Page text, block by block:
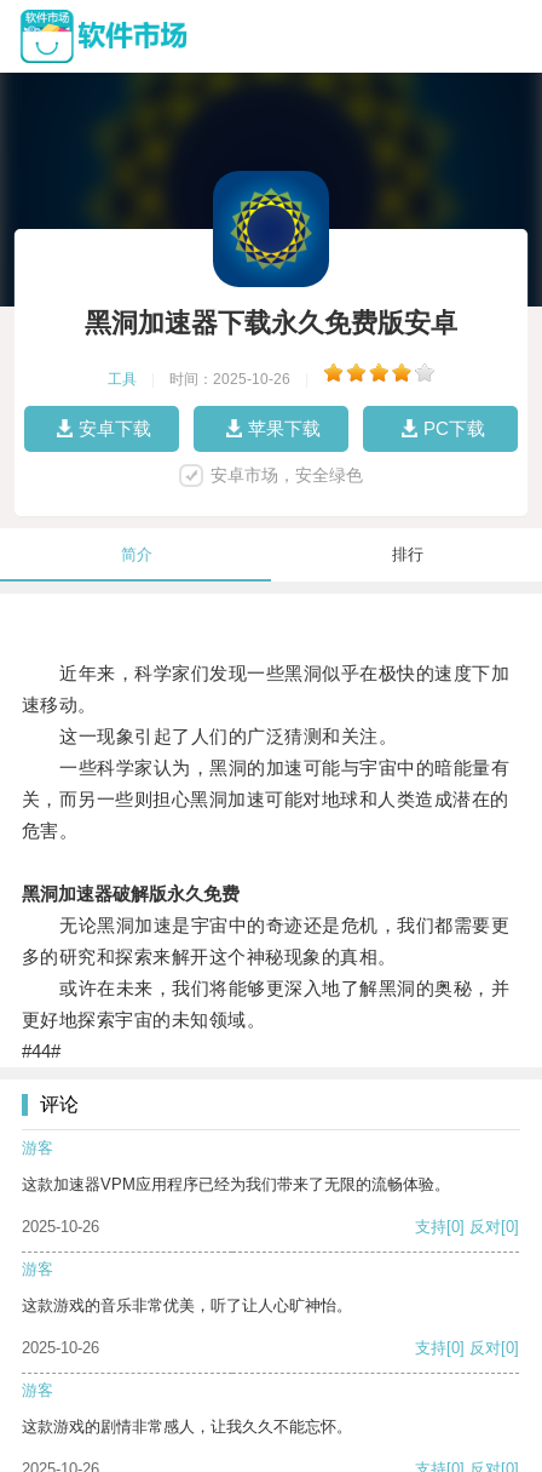
黑洞加速器下载永久免费版安卓
工具 时间：2025-10-26
安卓下载 苹果下载 PC下载
安卓市场，安全绿色
简介 排行
近年来，科学家们发现一些黑洞似乎在极快的速度下加
速移动。
这一现象引起了人们的广泛猜测和关注。
一些科学家认为，黑洞的加速可能与宇宙中的暗能量有
关，而另一些则担心黑洞加速可能对地球和人类造成潜在的
危害。
黑洞加速器破解版永久免费
无论黑洞加速是宇宙中的奇迹还是危机，我们都需要更
多的研究和探索来解开这个神秘现象的真相。
或许在未来，我们将能够更深入地了解黑洞的奥秘，并
更好地探索宇宙的未知领域。
#44#
评论
游客
这款加速器VPM应用程序已经为我们带来了无限的流畅体验。
2025-10-26 支持[0] 反对[0]
游客
这款游戏的音乐非常优美，听了让人心旷神怡。
2025-10-26 支持[0] 反对[0]
游客
这款游戏的剧情非常感人，让我久久不能忘怀。